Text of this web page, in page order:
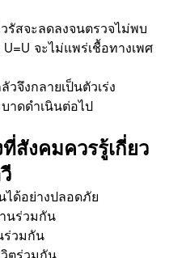
รัสจะลดลงจนตรวจไม่พบ
จะไม่แพร่เชื้อทางเพศ
จึงกลายเป็นตัวเร่ง
าดดำเนินต่อไป
สังคมควรรู้เกี่ยว
ได้อย่างปลอดภัย
นร่วมกัน
ร่วมกัน